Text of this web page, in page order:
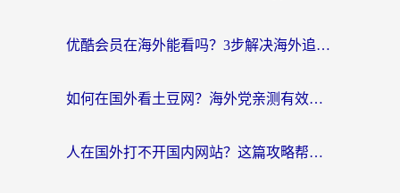
优酷会员在海外能看吗？3步解决海外追剧难题，附实测好用加速器推荐
如何在国外看土豆网？海外党亲测有效的追剧加速器选择指南
人在国外打不开国内网站？这篇攻略帮你无缝解锁国内资源（附交管12123使用技巧）